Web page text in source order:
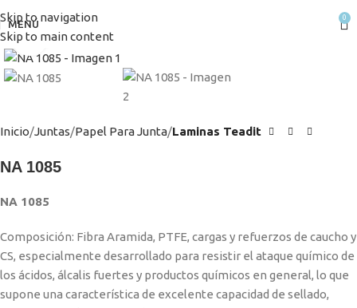
Skip to navigation
Skip to main content
MENÚ
0
Clic para ampliar
Inicio Juntas Papel Para Junta Laminas Teadit
NA 1085
NA 1085
Composición: Fibra Aramida, PTFE, cargas y refuerzos de caucho y
CS, especialmente desarrollado para resistir el ataque químico de
los ácidos, álcalis fuertes y productos químicos en general, lo que
supone una característica de excelente capacidad de sellado,